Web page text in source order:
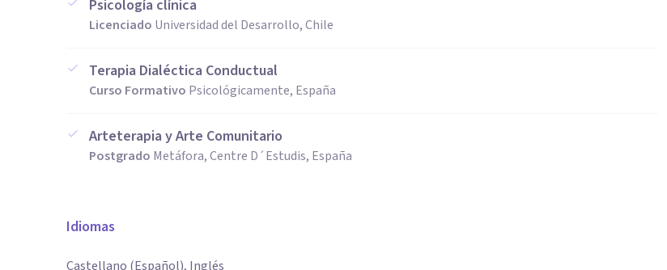
Psicología clínica
Licenciado Universidad del Desarrollo, Chile
Terapia Dialéctica Conductual
Curso Formativo Psicológicamente, España
Arteterapia y Arte Comunitario
Postgrado Metáfora, Centre D´Estudis, España
Idiomas
Castellano (Español), Inglés